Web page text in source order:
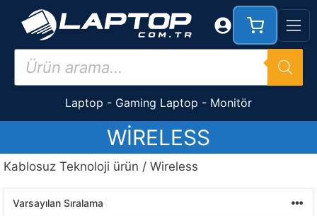
İçeriğe
Products
search
Laptop - Gaming Laptop - Monitör
WIRELESS
Kablosuz Teknoloji ürün / Wireless